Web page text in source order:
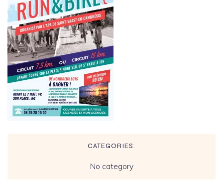
CATEGORIES:
No category